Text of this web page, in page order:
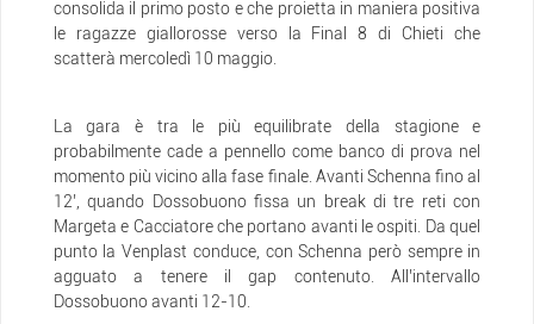
consolida il primo posto e che proietta in maniera positiva
le ragazze giallorosse verso la Final 8 di Chieti che
scatterà mercoledì 10 maggio.
La gara è tra le più equilibrate della stagione e
probabilmente cade a pennello come banco di prova nel
momento più vicino alla fase finale. Avanti Schenna fino al
12’, quando Dossobuono fissa un break di tre reti con
Margeta e Cacciatore che portano avanti le ospiti. Da quel
punto la Venplast conduce, con Schenna però sempre in
agguato a tenere il gap contenuto. All’intervallo
Dossobuono avanti 12-10.